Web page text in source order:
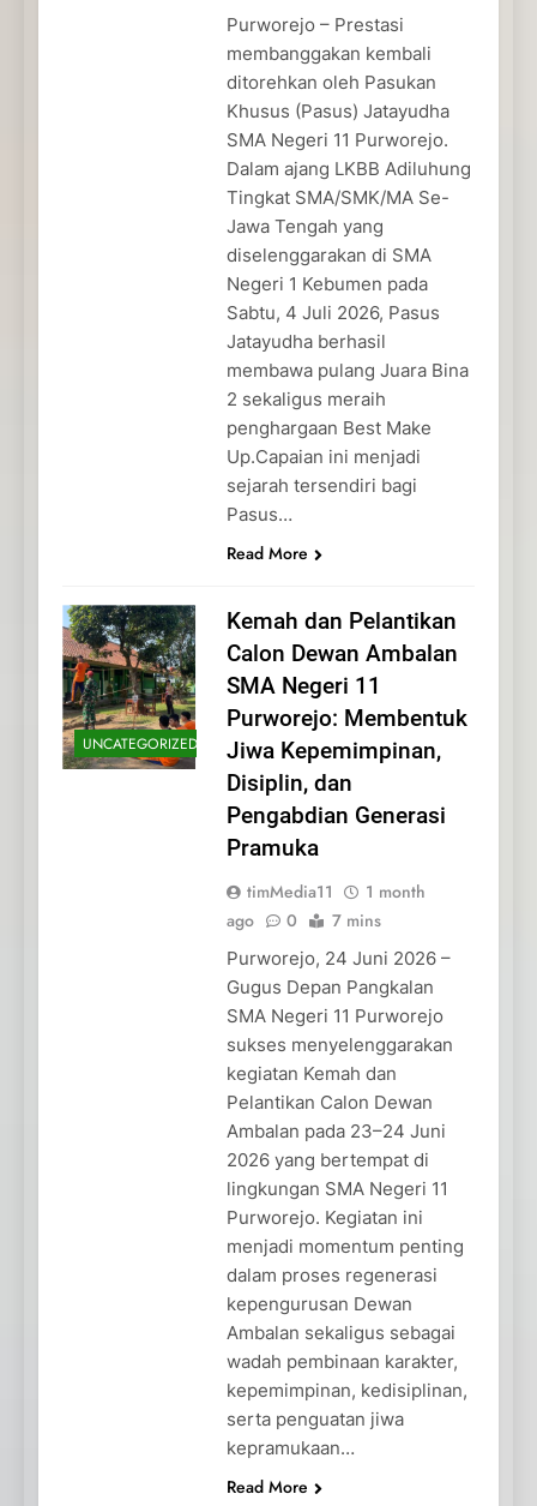
Purworejo – Prestasi
membanggakan kembali
ditorehkan oleh Pasukan
Khusus (Pasus) Jatayudha
SMA Negeri 11 Purworejo.
Dalam ajang LKBB Adiluhung
Tingkat SMA/SMK/MA Se-
Jawa Tengah yang
diselenggarakan di SMA
Negeri 1 Kebumen pada
Sabtu, 4 Juli 2026, Pasus
Jatayudha berhasil
membawa pulang Juara Bina
2 sekaligus meraih
penghargaan Best Make
Up.Capaian ini menjadi
sejarah tersendiri bagi
Pasus…
Read More
UNCATEGORIZED
Kemah dan Pelantikan
Calon Dewan Ambalan
SMA Negeri 11
Purworejo: Membentuk
Jiwa Kepemimpinan,
Disiplin, dan
Pengabdian Generasi
Pramuka
timMedia11
1 month
ago
0 7 mins
Purworejo, 24 Juni 2026 –
Gugus Depan Pangkalan
SMA Negeri 11 Purworejo
sukses menyelenggarakan
kegiatan Kemah dan
Pelantikan Calon Dewan
Ambalan pada 23–24 Juni
2026 yang bertempat di
lingkungan SMA Negeri 11
Purworejo. Kegiatan ini
menjadi momentum penting
dalam proses regenerasi
kepengurusan Dewan
Ambalan sekaligus sebagai
wadah pembinaan karakter,
kepemimpinan, kedisiplinan,
serta penguatan jiwa
kepramukaan…
Read More